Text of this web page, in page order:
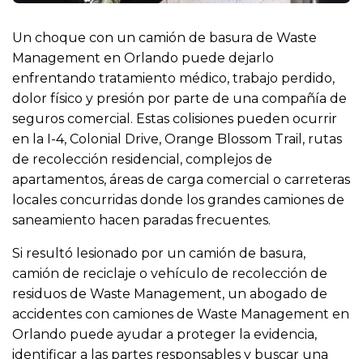
Un choque con un camión de basura de Waste
Management en Orlando puede dejarlo
enfrentando tratamiento médico, trabajo perdido,
dolor físico y presión por parte de una compañía de
seguros comercial. Estas colisiones pueden ocurrir
en la I-4, Colonial Drive, Orange Blossom Trail, rutas
de recolección residencial, complejos de
apartamentos, áreas de carga comercial o carreteras
locales concurridas donde los grandes camiones de
saneamiento hacen paradas frecuentes.
Si resultó lesionado por un camión de basura,
camión de reciclaje o vehículo de recolección de
residuos de Waste Management, un abogado de
accidentes con camiones de Waste Management en
Orlando puede ayudar a proteger la evidencia,
identificar a las partes responsables y buscar una